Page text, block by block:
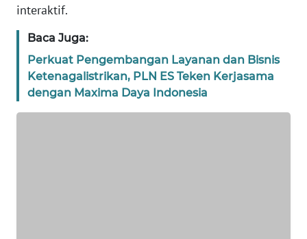
interaktif.
Baca Juga:
Perkuat Pengembangan Layanan dan Bisnis
Ketenagalistrikan, PLN ES Teken Kerjasama
dengan Maxima Daya Indonesia
SUMUT
WN
JAKARTA